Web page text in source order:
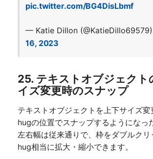
pic.twitter.com/BG4DisLbmf
— Katie Dillon (@KatieDillo69579)
16, 2023
25. テキストオブジェクト
イズ変更時のスナップ
テキストオブジェクトを上下サイズ変
hugの位置でスナップするようになっ
左右幅は従来通りで、枠をダブルクリ
hug相当に拡大・縮小できます。